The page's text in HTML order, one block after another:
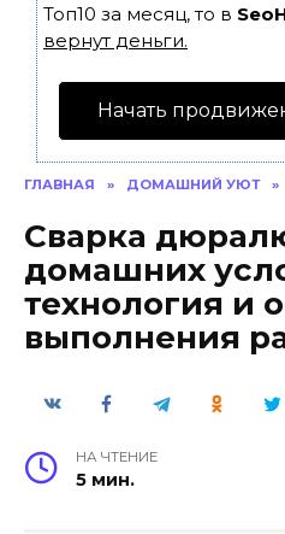
Топ10 за месяц, то в
вернут деньги.
Начать
ГЛАВНАЯ » ДОМАШНИЙ УЮТ »
Сварка
домашних
технология и
выполнения
НА ЧТЕНИЕ
5 мин.